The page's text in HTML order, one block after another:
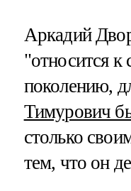
Аркадий
"относится
поколению,
Тимурович
столько
тем, что он